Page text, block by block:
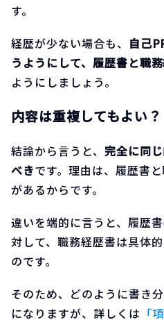
す。
経歴が少ない場合も、 自己
うようにして、履歴書と職
ようにしましょう。
内容は重複してもよい？
結論から言うと、 完全に同
べきです。理由は、履歴書
があるからです。
違いを端的に言うと、履歴
対して、職務経歴書は具体
のです。
そのため、どのように書き
になりますが、詳しくは 「